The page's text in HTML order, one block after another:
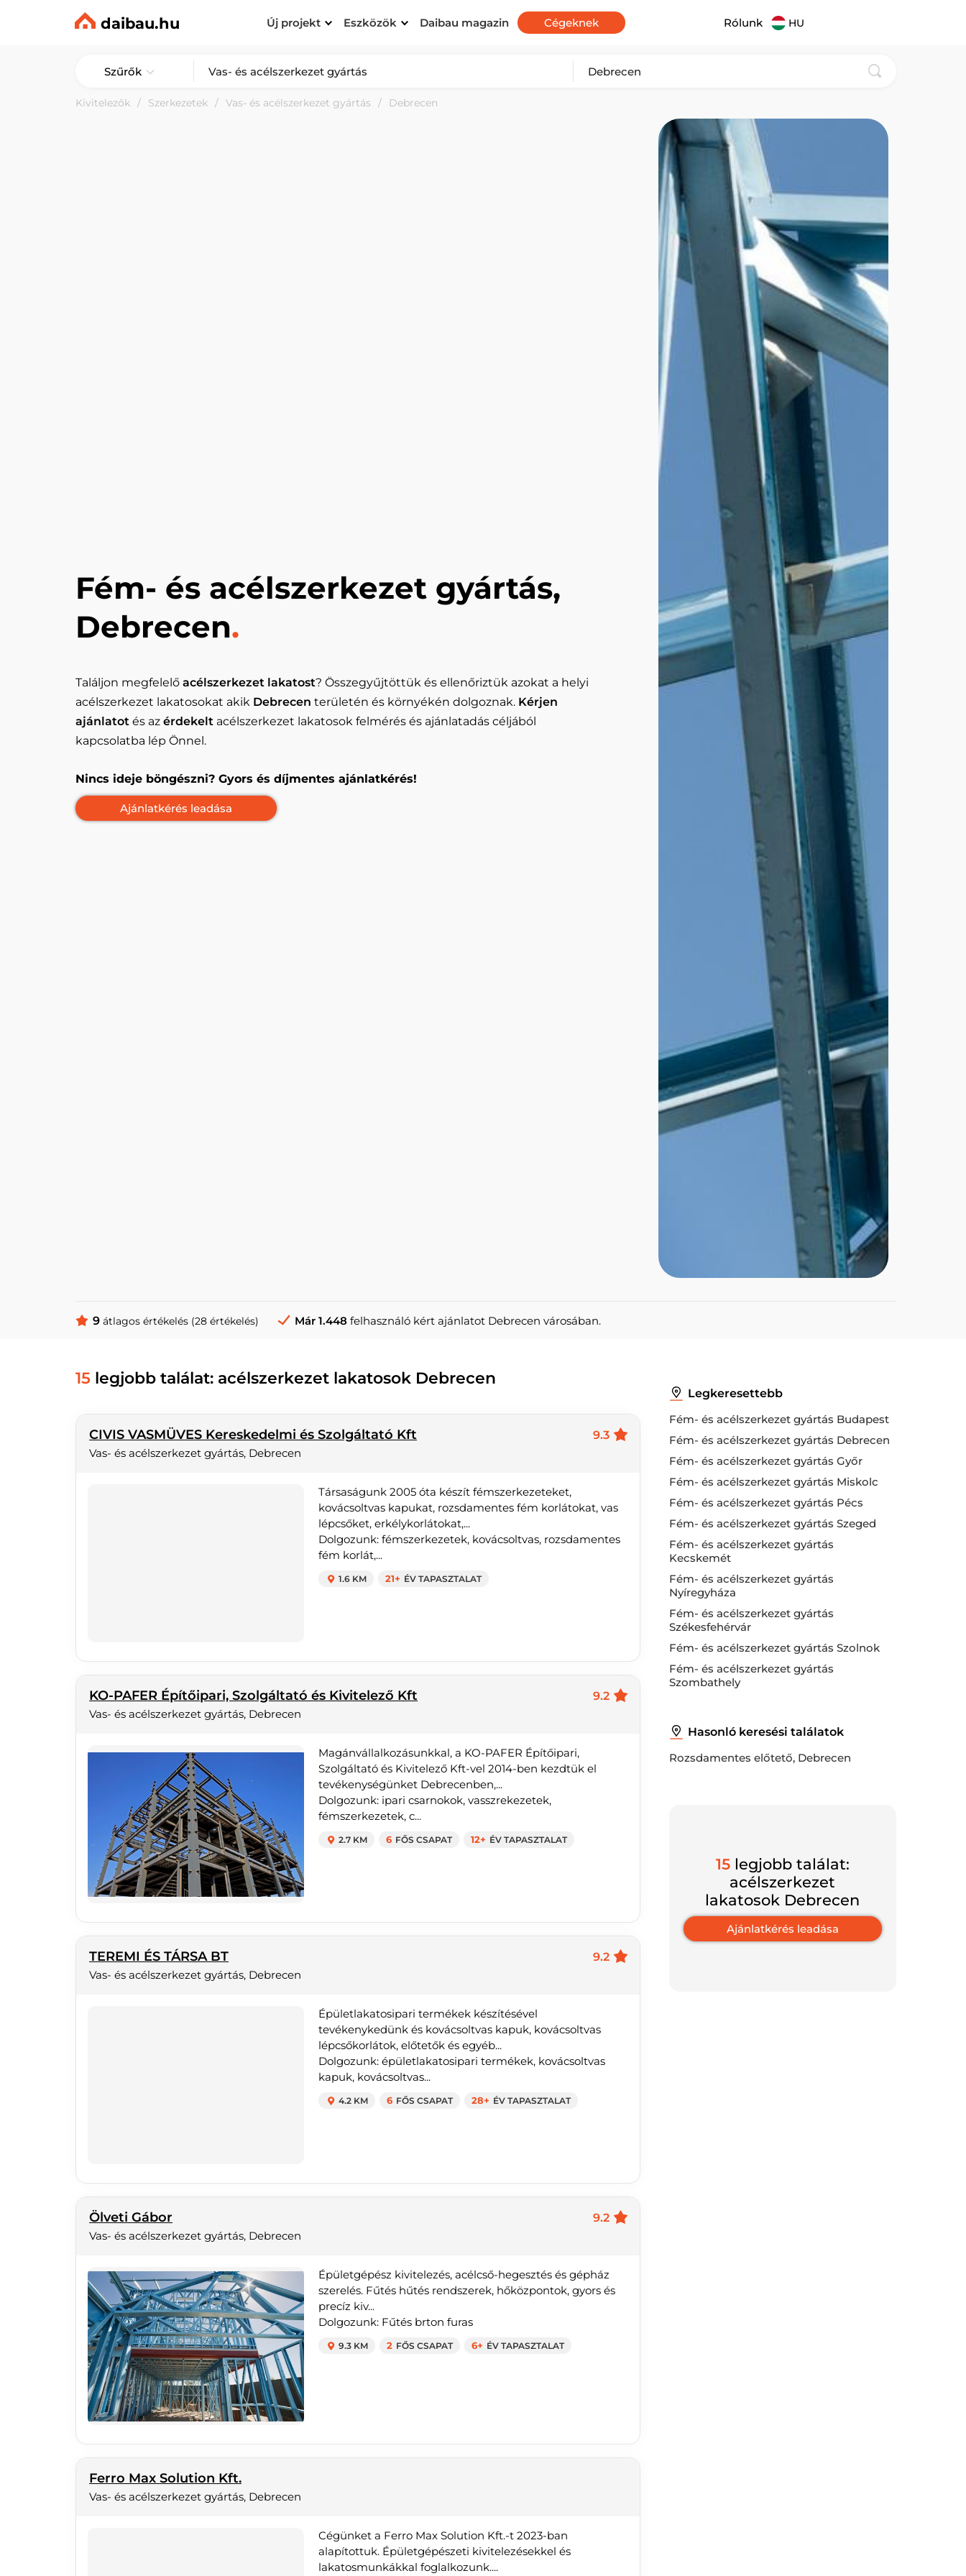
daibau.hu Új projekt Eszközök Daibau magazin Cégeknek Rólunk HU
Szűrők
Kivitelezők Szerkezetek Vas- és acélszerkezet gyártás Debrecen
Fém- és acélszerkezet gyártás,
Debrecen.
Találjon megfelelőacélszerkezet lakatost? Összegyűjtöttük és ellenőriztük azokat a helyi
acélszerkezet lakatosokat akik Debrecen területén és környékén dolgoznak. Kérjen
ajánlatot és azérdekelt acélszerkezet lakatosok felmérés és ajánlatadás céljából
kapcsolatba lép Önnel.
Nincs ideje böngészni? Gyors és díjmentes ajánlatkérés!
9 átlagos értékelés (28 értékelés) Már 1.448 felhasználó kért ajánlatot Debrecen városában.
15 legjobb találat: acélszerkezet lakatosok Debrecen
CIVIS VASMÜVES Kereskedelmi és Szolgáltató Kft
9.3
Vas- és acélszerkezet gyártás, Debrecen
Társaságunk 2005 óta készít fémszerkezeteket,
kovácsoltvas kapukat, rozsdamentes fém korlátokat, vas
lépcsőket, erkélykorlátokat,...
Dolgozunk: fémszerkezetek, kovácsoltvas, rozsdamentes
fém korlát,...
1.6 KM 21+ ÉV TAPASZTALAT
KO-PAFER Építőipari, Szolgáltató és Kivitelező Kft
9.2
Vas- és acélszerkezet gyártás, Debrecen
Magánvállalkozásunkkal, a KO-PAFER Építőipari,
Szolgáltató és Kivitelező Kft-vel 2014-ben kezdtük el
tevékenységünket Debrecenben,...
Dolgozunk: ipari csarnokok, vasszrekezetek,
fémszerkezetek, c...
2.7 KM 6 FŐS CSAPAT 12+ ÉV TAPASZTALAT
TEREMI ÉS TÁRSA BT
9.2
Vas- és acélszerkezet gyártás, Debrecen
Épületlakatosipari termékek készítésével
tevékenykedünk és kovácsoltvas kapuk, kovácsoltvas
lépcsőkorlátok, előtetők és egyéb...
Dolgozunk: épületlakatosipari termékek, kovácsoltvas
kapuk, kovácsoltvas...
4.2 KM 6 FŐS CSAPAT 28+ ÉV TAPASZTALAT
Ölveti Gábor
9.2
Vas- és acélszerkezet gyártás, Debrecen
Épületgépész kivitelezés, acélcső-hegesztés és gépház
szerelés. Fűtés hűtés rendszerek, hőközpontok, gyors és
precíz kiv...
Dolgozunk: Fűtés brton furas
9.3 KM 2 FŐS CSAPAT 6+ ÉV TAPASZTALAT
Ferro Max Solution Kft.
Vas- és acélszerkezet gyártás, Debrecen
Cégünket a Ferro Max Solution Kft.-t 2023-ban
alapítottuk. Épületgépészeti kivitelezésekkel és
lakatosmunkákkal foglalkozunk....
Legkeresettebb
Fém- és acélszerkezet gyártás Budapest
Fém- és acélszerkezet gyártás Debrecen
Fém- és acélszerkezet gyártás Győr
Fém- és acélszerkezet gyártás Miskolc
Fém- és acélszerkezet gyártás Pécs
Fém- és acélszerkezet gyártás Szeged
Fém- és acélszerkezet gyártás
Kecskemét
Fém- és acélszerkezet gyártás
Nyíregyháza
Fém- és acélszerkezet gyártás
Székesfehérvár
Fém- és acélszerkezet gyártás Szolnok
Fém- és acélszerkezet gyártás
Szombathely
Hasonló keresési találatok
Rozsdamentes előtető, Debrecen
15legjobb találat:
acélszerkezet
lakatosok Debrecen